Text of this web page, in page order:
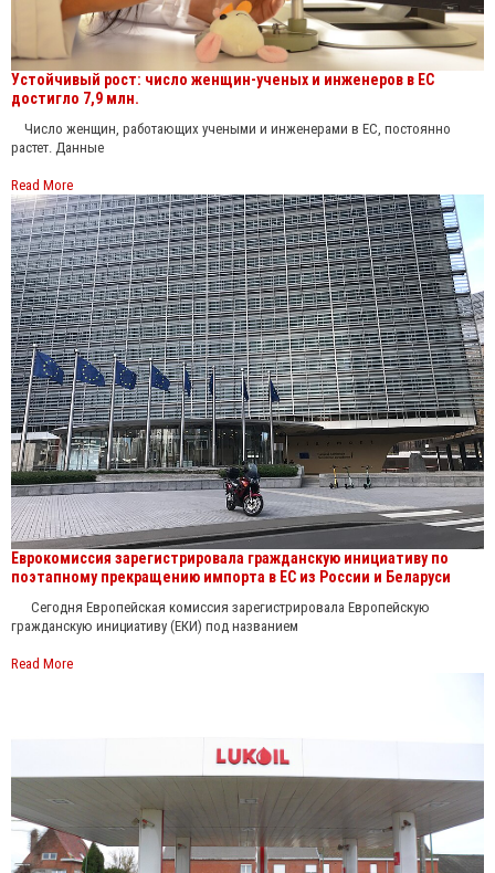
Устойчивый рост: число женщин-ученых и инженеров в ЕС
достигло 7,9 млн.
Число женщин, работающих учеными и инженерами в ЕС, постоянно
растет. Данные
Read More
Еврокомиссия зарегистрировала гражданскую инициативу по
поэтапному прекращению импорта в ЕС из России и Беларуси
Сегодня Европейская комиссия зарегистрировала Европейскую
гражданскую инициативу (ЕКИ) под названием
Read More